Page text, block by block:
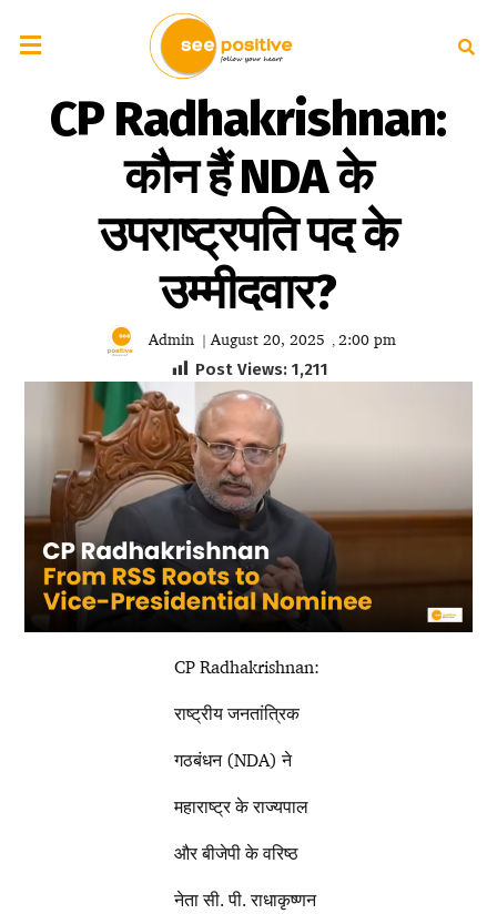
CP Radhakrishnan:
कौन हैं NDA के
उपराष्ट्रपति पद के
उम्मीदवार?
Admin | August 20, 2025 , 2:00 pm
Post Views: 1,211
CP Radhakrishnan:
राष्ट्रीय जनतांत्रिक
गठबंधन (NDA) ने
महाराष्ट्र के राज्यपाल
और बीजेपी के वरिष्ठ
नेता सी. पी. राधाकृष्णन